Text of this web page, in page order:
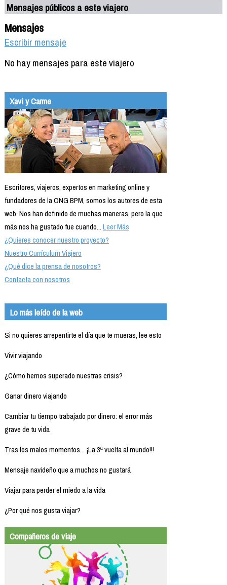
Mensajes públicos a este viajero
Mensajes
Escribir mensaje
No hay mensajes para este viajero
Xavi y Carme
Escritores, viajeros, expertos en marketing online y
fundadores de la ONG BPM, somos los autores de esta
web. Nos han definido de muchas maneras, pero la que
más nos ha gustado fue cuando...Leer Más
¿Quieres conocer nuestro proyecto?
Nuestro Currículum Viajero
¿Qué dice la prensa de nosotros?
Contacta con nosotros
Lo más leído de la web
Si no quieres arrepentirte el día que te mueras, lee esto
Vivir viajando
¿Cómo hemos superado nuestras crisis?
Ganar dinero viajando
Cambiar tu tiempo trabajado por dinero: el error más
grave de tu vida
Tras los malos momentos... ¡La 3ª vuelta al mundo!!!
Mensaje navideño que a muchos no gustará
Viajar para perder el miedo a la vida
¿Por qué nos gusta viajar?
Compañeros de viaje